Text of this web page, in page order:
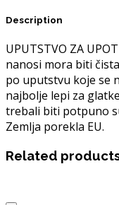
Description
UPUTSTVO ZA
nanosi mora biti
po uputstvu koje se
najbolje lepi za
trebali biti potpuno
Zemlja porekla EU.
Related